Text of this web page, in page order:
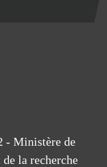
- Ministère de
la recherche